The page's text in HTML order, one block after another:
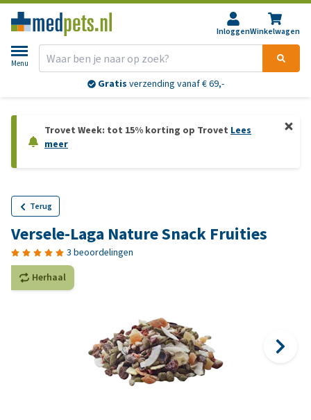
InloggenWinkelwagen
Menu
Gratis verzending vanaf € 69,-
Trovet Week: tot 15% korting op Trovet Lees
meer
Terug
Versele-Laga Nature Snack Fruities
3 beoordelingen
Herhaal